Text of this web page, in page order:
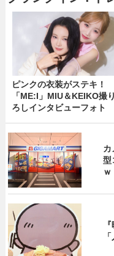
ピンクの衣装がステキ！
「ME:I」MIU＆KEIKO撮
ろしインタビューフォト
型
ｗ